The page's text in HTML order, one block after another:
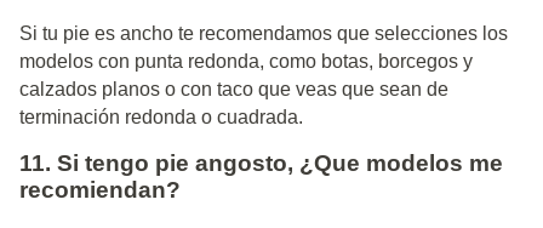
Si tu pie es ancho te recomendamos que selecciones los
modelos con punta redonda, como botas, borcegos y
calzados planos o con taco que veas que sean de
terminación redonda o cuadrada.
11. Si tengo pie angosto, ¿Que modelos me
recomiendan?